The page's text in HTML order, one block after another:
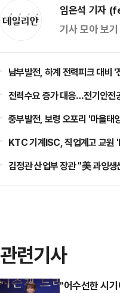
임은석 기자
기사 모아 보
남부발전, 하계 전력피크 대비
전력수요 증가 대응…전기안전
중부발전, 보령 오포리 '마을태
KTC 기계ISC, 직업계고 교원
김정관 산업부 장관 "美 과잉
관련기사
"어수선한 시